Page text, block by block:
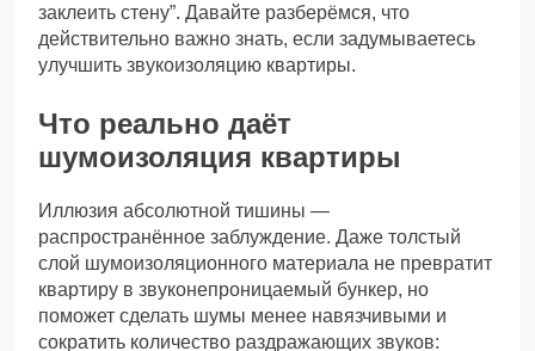
заклеить стену”. Давайте разберёмся, что
действительно важно знать, если задумываетесь
улучшить звукоизоляцию квартиры.
Что реально даёт
шумоизоляция квартиры
Иллюзия абсолютной тишины —
распространённое заблуждение. Даже толстый
слой шумоизоляционного материала не превратит
квартиру в звуконепроницаемый бункер, но
поможет сделать шумы менее навязчивыми и
сократить количество раздражающих звуков: